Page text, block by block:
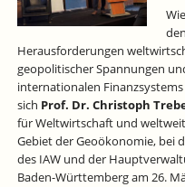
Herausforderungen
geopolitischer Spannungen
internationalen
sich Prof. Dr. Christoph
für Weltwirtschaft und
Gebiet der Geoökonomie, bei
des IAW und der
Baden-Württemberg am 26.